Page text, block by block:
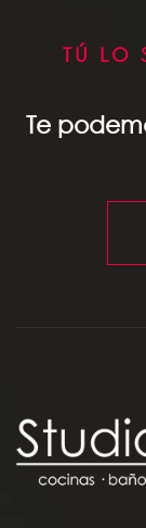
TÚ LO
Te